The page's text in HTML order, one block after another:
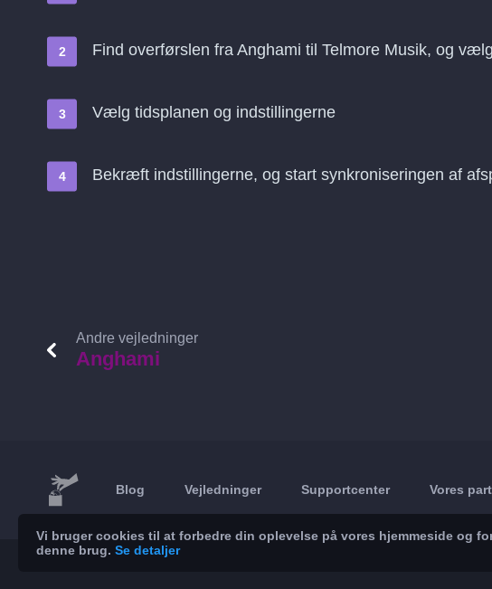
Find overførslen fra Anghami til Telmore Musik, og
Vælg tidsplanen og indstillingerne
Bekræft indstillingerne, og start synkroniseringen af
Andre vejledninger
Anghami
Blog Vejledninger Supportcenter Vores
Vi bruger cookies til at forbedre din oplevelse på vores hjemmeside og
denne brug. Se detaljer